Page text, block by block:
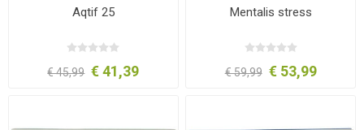
Aqtif 25
€ 45,99 € 41,39
Mentalis stress
€ 59,99 € 53,99